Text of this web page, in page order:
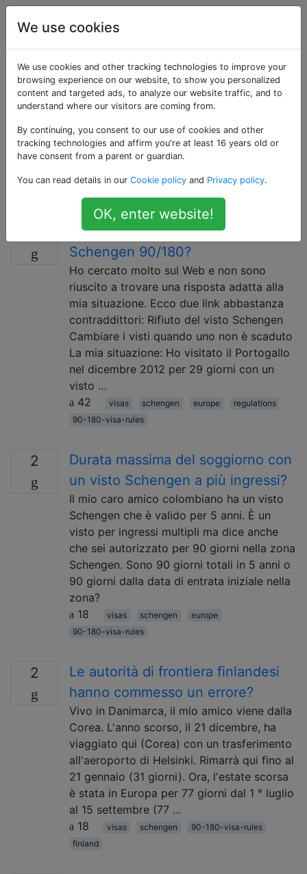
Viaggio
Domande taggate
«90-180-visa-rules»
Alcuni posti tra cui Schengen, la Turchia e alcuni paesi
che sperano di entrare a far parte di Schengen come
base alla quale è possibile rimanere solo per novanta
giorni ogni 180 giorni.
Come funziona la regola
Schengen 90/180?
Ho cercato molto sul Web e non sono
riuscito a trovare una risposta adatta alla
mia situazione. Ecco due link abbastanza
contraddittori: Rifiuto del visto Schengen
Cambiare i visti quando uno non è scaduto
La mia situazione: Ho visitato il Portogallo
nel dicembre 2012 per 29 giorni con un
visto …
42
visas schengen europe
regulations
90-180-visa-rules
2
Durata massima del soggiorno con
un visto Schengen a più ingressi?
Il mio caro amico colombiano ha un visto
Schengen che è valido per 5 anni. È un
visto per ingressi multipli ma dice anche
che sei autorizzato per 90 giorni nella zona
Schengen. Sono 90 giorni totali in 5 anni o
90 giorni dalla data di entrata iniziale nella
zona?
18
visas schengen
europe
90-180-visa-rules
2
Le autorità di frontiera finlandesi
hanno commesso un errore?
Vivo in Danimarca, il mio amico viene dalla
Corea. L'anno scorso, il 21 dicembre, ha
viaggiato qui (Corea) con un trasferimento
all'aeroporto di Helsinki. Rimarrà qui fino al
21 gennaio (31 giorni). Ora, l'estate scorsa
è stata in Europa per 77 giorni dal 1 ° luglio
al 15 settembre (77 …
18
visas schengen
90-180-visa-rules
finland
We use cookies
We use cookies and other tracking technologies to improve your
browsing experience on our website, to show you personalized
content and targeted ads, to analyze our website traffic, and to
understand where our visitors are coming from.
By continuing, you consent to our use of cookies and other
tracking technologies and affirm you're at least 16 years old or
have consent from a parent or guardian.
You can read details in our Cookie policy and Privacy policy.
OK, enter website!